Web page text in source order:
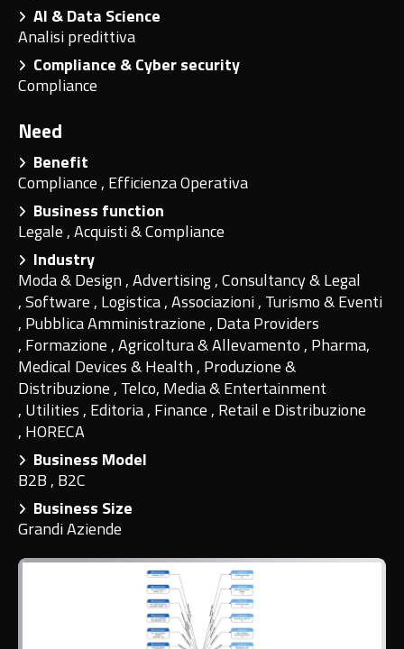
AI & Data Science
Analisi predittiva
Compliance & Cyber security
Compliance
Need
Benefit
Compliance , Efficienza Operativa
Business function
Legale ,Acquisti & Compliance
Industry
Moda & Design ,Advertising,Consultancy & Legal
,Software , Logistica,Associazioni, Turismo & Eventi
, Pubblica Amministrazione , Data Providers
, Formazione ,Agricoltura & Allevamento , Pharma,
Medical Devices & Health , Produzione &
Distribuzione , Telco, Media & Entertainment
, Utilities , Editoria, Finance , Retail e Distribuzione
, HORECA
Business Model
B2B , B2C
Business Size
Grandi Aziende